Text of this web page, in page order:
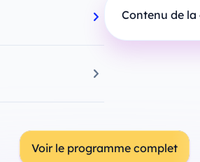
Contenu de
Voir le programme complet